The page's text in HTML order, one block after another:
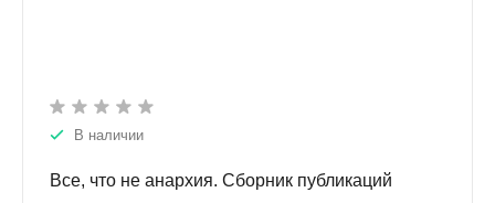
В наличии
Все, что не анархия. Сборник публикаций